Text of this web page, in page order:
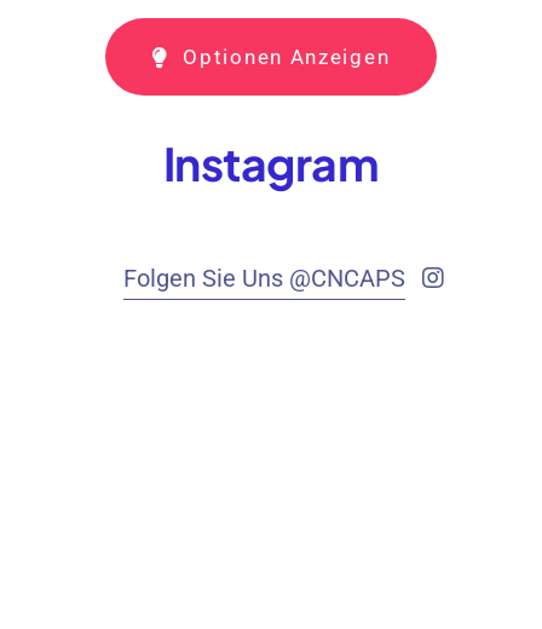
Optionen Anzeigen
Instagram
Folgen Sie Uns @CNCAPS